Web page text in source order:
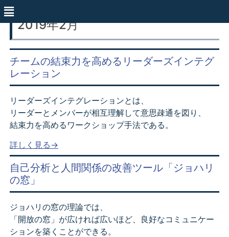
2019年2月
チームの結束力を高めるリーダーズインテグ
レーション
リーダーズインテグレーションとは、
リーダーとメンバーが相互理解して意思疎通を図り、
結束力を高めるワークショップ手法である。
詳しく見る→
自己分析と人間関係の改善ツール「ジョハリ
の窓」
ジョハリの窓の理論では、
「開放の窓」が広ければ広いほど、良好なコミュニケー
ションを築くことができる。